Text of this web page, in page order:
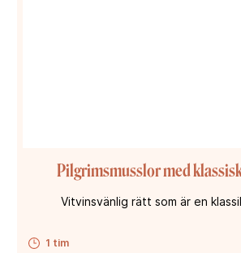
1 tim
Pilgrimsmusslor med
Vitvinsvänlig rätt som är en